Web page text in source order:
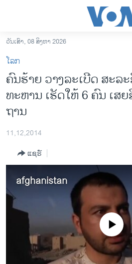
ເຂົ້າ
ຫາ
ຂ້າມ
ຂ້າມ
ຂ້າມ
ໄປ
ຫາ
ຊອກ
ລາວ
ການເລືອກຕັ້ງ ປະທານາທີບໍດີ ສະຫະລັດ
ອິດສະຫຼະພາບດ້ານການຂ່າວ
ຊີວິດຊາວລາວ
ຊຸມຊົນຊາວລາວ
ວິທະຍາສາດ-ເທັກໂນໂລຈີ
ທຸລະກິດ
ວັນເສົາ, 08 ສິງຫາ 2026
ໂລກ
ຄົນຮ້າຍ ວາງລະເບີດ ສະລ
ທະຫານ ເຮັດໃຫ້ 6 ຄົນ ເສ
ຖານ
11,12,2014
ແຊຣ໌
afghanistan
No media source